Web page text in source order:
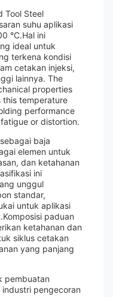
Tool Steel
suhu aplikasi
°C.Hal ini
ideal untuk
terkena kondisi
cetakan injeksi,
lainnya. The
properties
this temperature
performance
or distortion.
baja
elemen untuk
dan ketahanan
ini
unggul
standar,
untuk aplikasi
paduan
ketahanan dan
siklus cetakan
yang panjang
pembuatan
pengecoran